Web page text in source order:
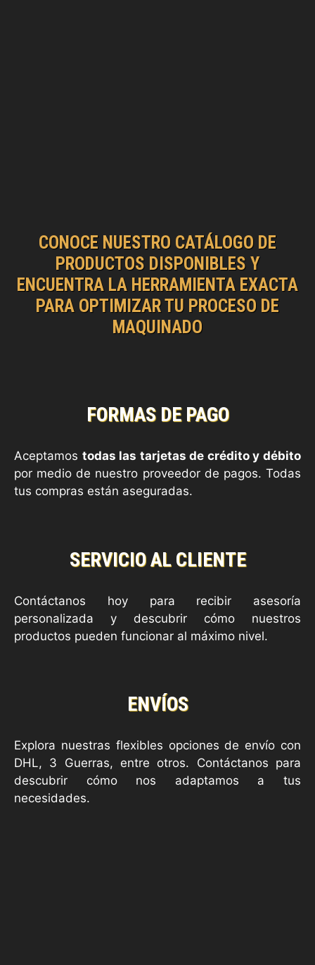
CONOCE NUESTRO CATÁLOGO DE
PRODUCTOS DISPONIBLES Y
ENCUENTRA LA HERRAMIENTA EXACTA
PARA OPTIMIZAR TU PROCESO DE
MAQUINADO
FORMAS DE PAGO
Aceptamos todas las tarjetas de crédito y débito
por medio de nuestro proveedor de pagos. Todas
tus compras están aseguradas.
SERVICIO AL CLIENTE
Contáctanos hoy para recibir asesoría
personalizada y descubrir cómo nuestros
productos pueden funcionar al máximo nivel.
ENVÍOS
Explora nuestras flexibles opciones de envío con
DHL, 3 Guerras, entre otros. Contáctanos para
descubrir cómo nos adaptamos a tus
necesidades.